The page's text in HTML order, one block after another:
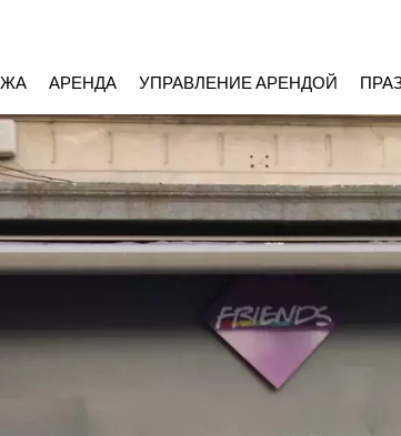
АРЕНДА УПРАВЛЕНИЕ АРЕНДОЙ